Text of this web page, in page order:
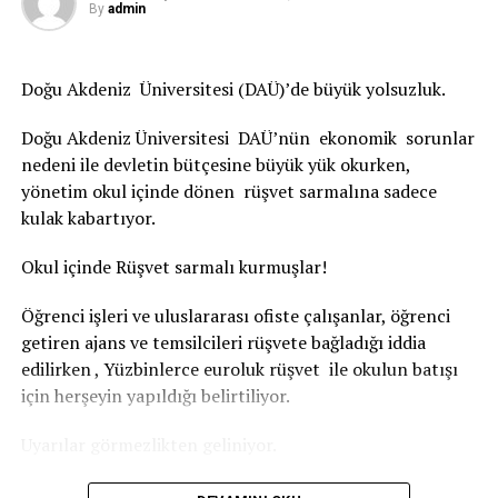
neslini yetiştirmek amacıyla da Genç TİM projemizi
Süreç içerisinde hedeflerimizi normalin de ötesine
yerleştirerek kamuoyuna verdiğimiz kararlı mesajlar,
ülke sathında üretime ve ihracata doğrudan yansıdı.
Böylece 2020 yılı ihracat hedefimiz olan 165,9 milyar
doları, 169,6 milyar dolarlık ihracatla aşmayı başardık.
durumda. Bu rakam, Cumhuriyet tarihimizin en yüksek
gösteriyor. Bu büyük başarı, değerli başkanlarımızın ve
ihracat ailemizin her bir üyesinin eseri. Tüm
başkanlarımızı, bu büyük başarılardan dolayı bir kez
daha tebrik ediyorum.”
By admin
Doğu Akdeniz Üniversitesi (DAÜ)’de büyük yolsuzluk.
Doğu Akdeniz Üniversitesi DAÜ’nün ekonomik sorunlar
nedeni ile devletin bütçesine büyük yük okurken,
yönetim okul içinde dönen rüşvet sarmalına sadece
kulak kabartıyor.
Okul içinde Rüşvet sarmalı kurmuşlar!
Öğrenci işleri ve uluslararası ofiste çalışanlar, öğrenci
getiren ajans ve temsilcileri rüşvete bağladığı iddia
edilirken , Yüzbinlerce euroluk rüşvet ile okulun batışı
için herşeyin yapıldığı belirtiliyor.